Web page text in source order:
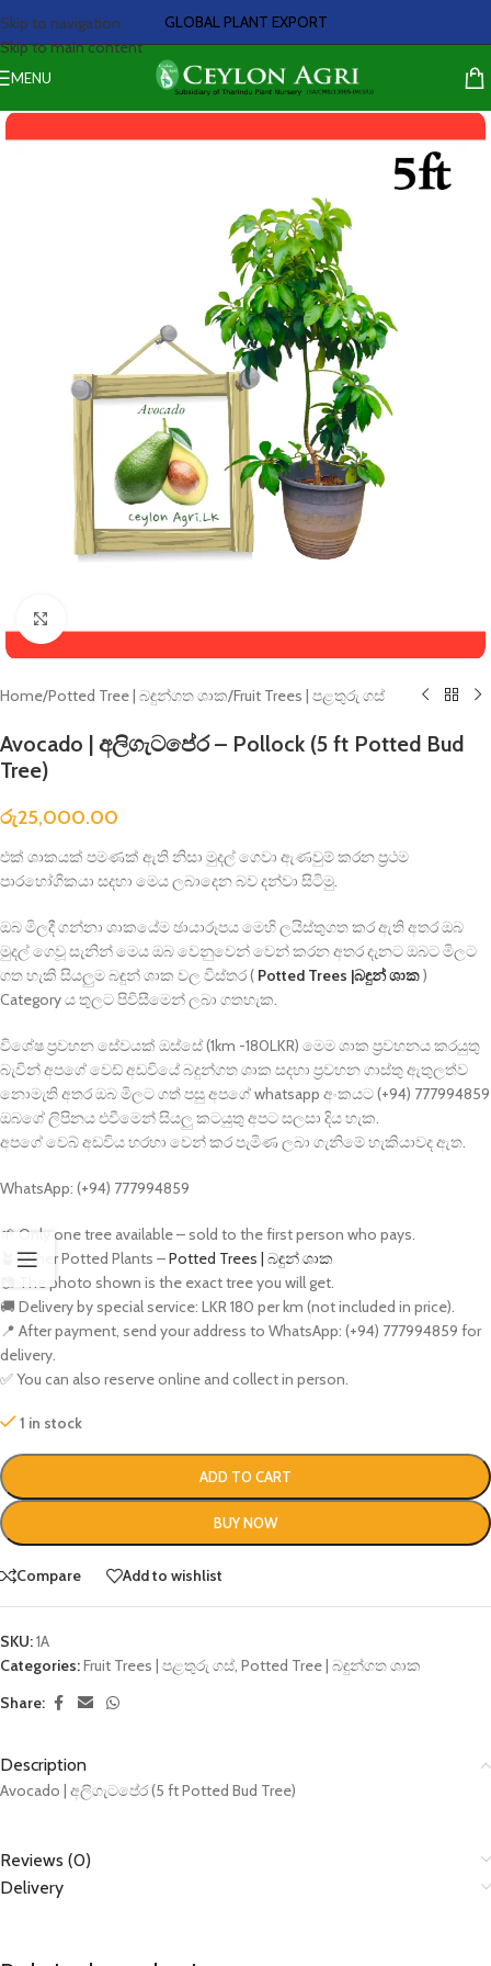
Skip to navigation
Skip to main content
GLOBAL PLANT EXPORT
MENU
Home/Potted Tree | බඳුන්ගත ශාක/Fruit Trees | පළතුරු ගස්
Avocado | අලිගැටපේර – Pollock (5 ft Potted Bud
Tree)
රු25,000.00
එක් ශාකයක් පමණක් ඇති නිසා මුදල් ගෙවා ඇණවුම් කරන ප්‍රථම
පාරහෝගිකයා සදහා මෙය ලබාදෙන බව දන්වා සිටිමු.
ඔබ මිලදී ගන්නා ශාකයේම ඡායාරූපය මෙහි ලයිස්තුගත කර ඇති අතර ඔබ
මුදල් ගෙවූ සැනින් මෙය ඔබ වෙනුවෙන් වෙන් කරන අතර දැනට ඔබට මිලට
ගත හැකි සියලුම බඳුන් ශාක වල විස්තර ( Potted Trees |බඳුන් ශාක)
Category ය තුලට පිවිසීමෙන් ලබා ගතහැක.
විශේෂ ප්‍රවහන සේවයක් ඔස්සේ (1km -180LKR) මෙම ශාක ප්‍රවහනය කරයුතු
බැවින් අපගේ වෙඩ් අඩවියේ බදුන්ගත ශාක සදහා ප්‍රවහන ගාස්තු ඇතුලත්ව
නොමැති අතර ඔබ මිලට ගත් පසු අපගේ whatsapp අංකයට (+94) 777994859
ඔබගේ ලිපිනය එවීමෙන් සියලු කටයුතු අපට සලසා දිය හැක.
අපගේ වෙබ් අඩවිය හරහා වෙන් කර පැමිණ ලබා ගැනිමේ හැකියාවද ඇත.
WhatsApp: (+94) 777994859
🌱 Only one tree available – sold to the first person who pays.
🪴 Other Potted Plants –Potted Trees | බඳුන් ශාක
📷 The photo shown is the exact tree you will get.
🚚 Delivery by special service: LKR 180 per km (not included in price).
📍 After payment, send your address to WhatsApp: (+94) 777994859 for
delivery.
✅ You can also reserve online and collect in person.
1 in stock
ADD TO CART
BUY NOW
Compare Add to wishlist
SKU:1A
Categories:Fruit Trees | පළතුරු ගස් Potted Tree | බඳුන්ගත ශාක
Share:
Description
Avocado | අලිගැටපේර (5 ft Potted Bud Tree)
Reviews (0)
Delivery